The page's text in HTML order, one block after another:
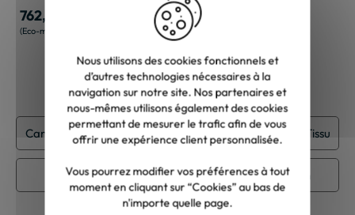
762,10 €
Canapé de jardin Meuble Aluminium Meuble Tissu
Meuble contemporain Meuble de jardin
Nous utilisons des cookies fonctionnels et
d’autres technologies nécessaires à la
navigation sur notre site. Nos partenaires et
nous-mêmes utilisons également des cookies
permettant de mesurer le trafic afin de vous
offrir une expérience client personnalisée.
Vous pourrez modifier vos préférences à tout
moment en cliquant sur “Cookies” au bas de
n'importe quelle page.